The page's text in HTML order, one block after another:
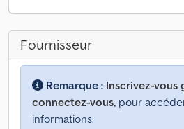
Fournisseur
Remarque : Inscrivez-vous
connectez-vous, pour
informations.